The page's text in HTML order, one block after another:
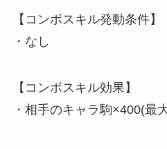
【コンボスキル発動条件】
・なし
【コンボスキル効果】
・相手のキャラ駒×400(最